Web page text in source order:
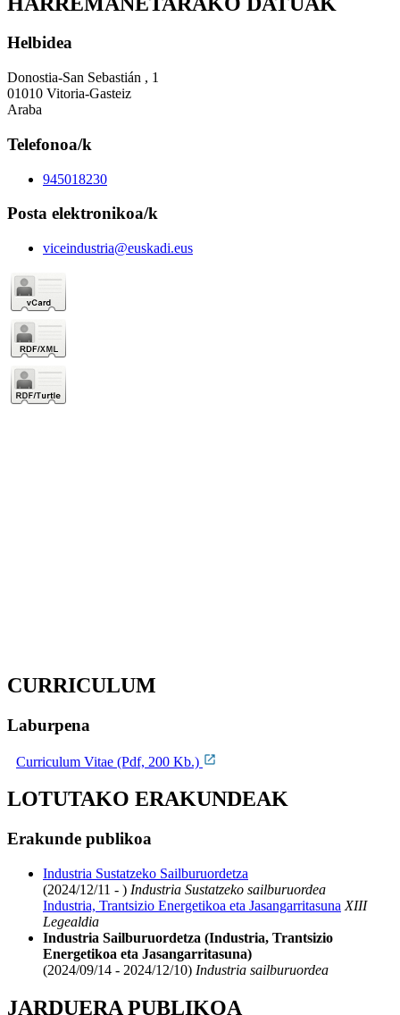
Helbidea
Donostia-San Sebastián , 1
01010 Vitoria-Gasteiz
Araba
Telefonoa/k
945018230
Posta elektronikoa/k
viceindustria@euskadi.eus
CURRICULUM
Laburpena
Curriculum Vitae (Pdf, 200 Kb.)
LOTUTAKO ERAKUNDEAK
Erakunde publikoa
Industria Sustatzeko Sailburuordetza
(2024/12/11 - ) Industria Sustatzeko sailburuordea
Industria, Trantsizio Energetikoa eta Jasangarritasuna XIII
Legealdia
Industria Sailburuordetza (Industria, Trantsizio
Energetikoa eta Jasangarritasuna)
(2024/09/14 - 2024/12/10) Industria sailburuordea
JARDUERA PUBLIKOA